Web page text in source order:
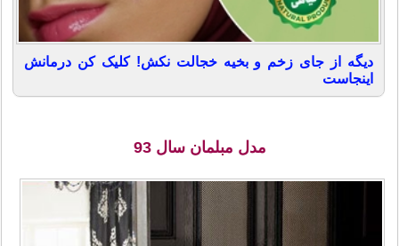
دیگه از جای زخم و بخیه خجالت نکش! کلیک کن درمانش
اینجاست
مدل مبلمان سال 93